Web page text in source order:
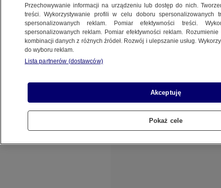
19.10.2012, 07:37
Udostępnij
W czwartek Mitt Romney i jego demokratyczny
atmosferze na dobroczynnym przyjęciu. Nie
szczędzili sobie żartobliwych uwag, żartowali
także z samych siebie.
Przechowywanie informacji na urządzeniu lub dostęp do nich.
treści. Wykorzystywanie profili w celu doboru spersonalizowanych
spersonalizowanych reklam. Pomiar efektywności treści.
spersonalizowanych reklam. Pomiar efektywności reklam.
kombinacji danych z różnych źródeł. Rozwój i ulepszanie usług.
do wyboru reklam.
Lista partnerów (dostawców)
Akceptuję
Pokaż cele